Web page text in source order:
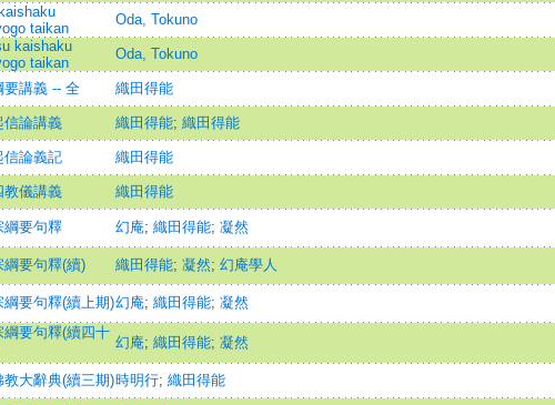
taikan
Oda, Tokuno
kaishaku
taikan
Oda, Tokuno
要講義 -- 全 織田得能
信論講義 織田得能; 織田得能
信論義記 織田得能
教儀講義 織田得能
綱要句釋 幻庵; 織田得能; 凝然
綱要句釋(續)
織田得能; 凝然; 幻庵學人
綱要句釋(續上期)幻庵; 織田得能; 凝然
綱要句釋(續四十
幻庵; 織田得能; 凝然
教大辭典(續三期)時明行; 織田得能